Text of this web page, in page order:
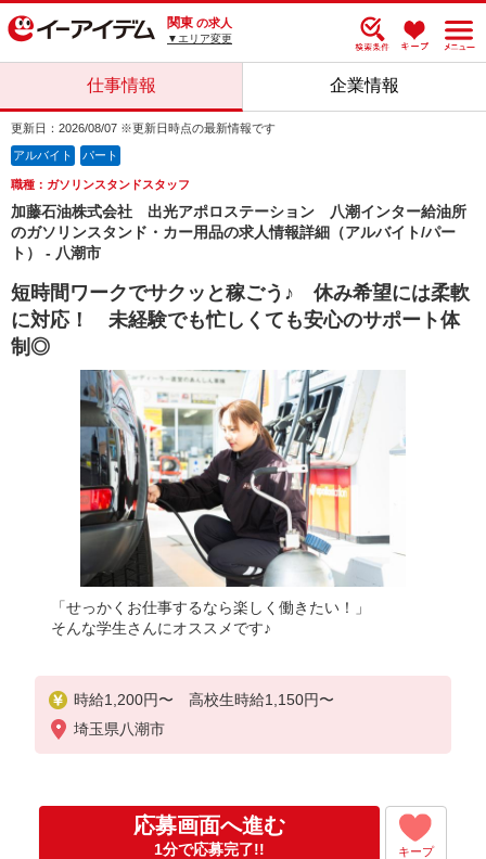
関東 の求人
▼エリア変更
仕事情報 企業情報
更新日：2026/08/07 ※更新日時点の最新情報です
アルバイト パート
職種：ガソリンスタンドスタッフ
加藤石油株式会社 出光アポロステーション 八潮インター給油所
のガソリンスタンド・カー用品の求人情報詳細（アルバイト/パー
ト） - 八潮市
短時間ワークでサクッと稼ごう♪ 休み希望には柔軟
に対応！ 未経験でも忙しくても安心のサポート体
制◎
「せっかくお仕事するなら楽しく働きたい！」
そんな学生さんにオススメです♪
時給1,200円〜 高校生時給1,150円〜
埼玉県八潮市
応募画面へ進む
1分で応募完了!! キープ